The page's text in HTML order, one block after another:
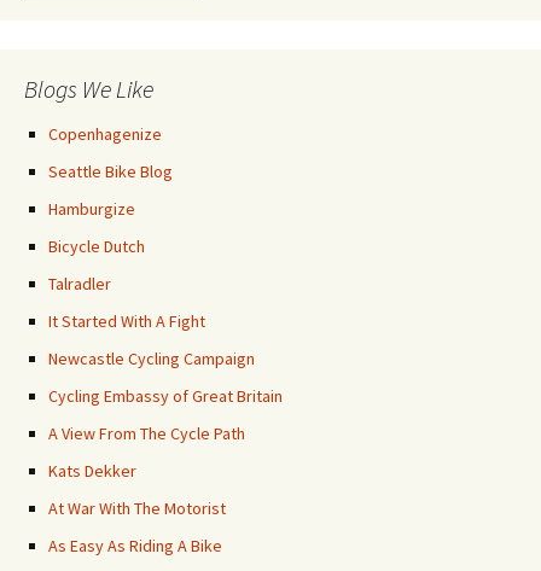
Blogs We Like
Copenhagenize
Seattle Bike Blog
Hamburgize
Bicycle Dutch
Talradler
It Started With A Fight
Newcastle Cycling Campaign
Cycling Embassy of Great Britain
A View From The Cycle Path
Kats Dekker
At War With The Motorist
As Easy As Riding A Bike